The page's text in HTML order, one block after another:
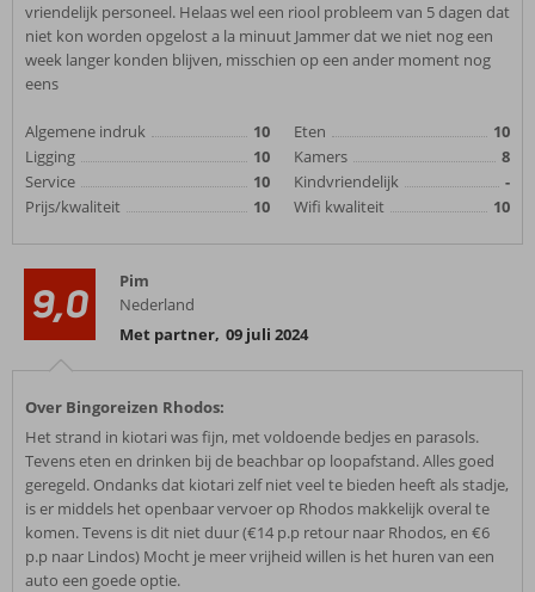
vriendelijk personeel. Helaas wel een riool probleem van 5 dagen dat
niet kon worden opgelost a la minuut Jammer dat we niet nog een
week langer konden blijven, misschien op een ander moment nog
eens
Algemene indruk
10
Ligging
10
Service
10
Prijs/kwaliteit
10
Eten
10
Kamers
8
Kindvriendelijk
-
Wifi kwaliteit
10
9,0
Pim
Nederland
Met partner, 09 juli 2024
Over Bingoreizen Rhodos:
Het strand in kiotari was fijn, met voldoende bedjes en parasols.
Tevens eten en drinken bij de beachbar op loopafstand. Alles goed
geregeld. Ondanks dat kiotari zelf niet veel te bieden heeft als stadje,
is er middels het openbaar vervoer op Rhodos makkelijk overal te
komen. Tevens is dit niet duur (€14 p.p retour naar Rhodos, en €6
p.p naar Lindos) Mocht je meer vrijheid willen is het huren van een
auto een goede optie.